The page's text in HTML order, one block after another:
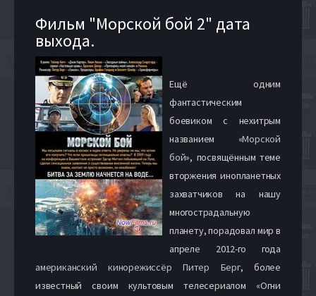
Фильм "Морской бой 2" дата
выхода.
Ещё одним
фантастическим
боевиком с нехитрым
названием «Морской
бой», посвящённым теме
вторжения инопланетных
захватчиков на нашу
многострадальную
планету, порадовал мир в
апреле 2012-го года
американский кинорежиссёр Питер Берг, более
известный своим культовым телесериалом «Огни